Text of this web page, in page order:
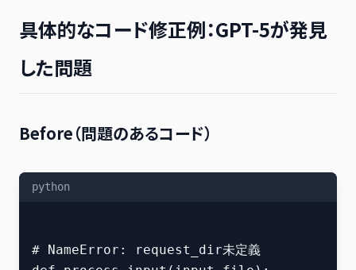
具体的なコード修正例：GPT-5が発見
した問題
Before（問題のあるコード）
python
# NameError: request_dir未定義